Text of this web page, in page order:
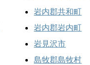
岩内郡共和町
岩内郡岩内町
岩見沢市
島牧郡島牧村